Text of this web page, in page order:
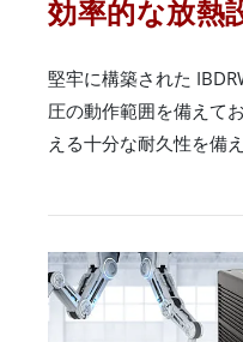
効率的な放熱
堅牢に構築された
圧の動作範囲を備えて
える十分な耐久性を備